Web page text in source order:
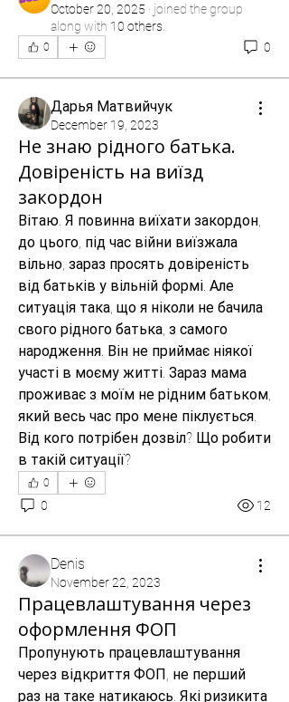
October 20, 2025 · joined the group
along with 10 others
0 0
Дарья Матвийчук
December 19, 2023
Не знаю рідного батька.
Довіреність на виїзд
закордон
Вітаю. Я повинна виїхати закордон,
до цього, під час війни виїзжала
вільно, зараз просять довіреність
від батьків у вільній формі. Але
ситуація така, що я ніколи не бачила
свого рідного батька, з самого
народження. Він не приймає ніякої
участі в моєму житті. Зараз мама
проживає з моїм не рідним батьком,
який весь час про мене піклується.
Від кого потрібен дозвіл? Що робити
в такій ситуації?
0
0 12
Denis
November 22, 2023
Працевлаштування через
оформлення ФОП
Пропунують працевлаштування
через відкриття ФОП, не перший
раз на таке натикаюсь. Які ризикита